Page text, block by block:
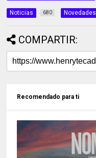
Noticias 680 Novedades
COMPARTIR:
Recomendado para ti